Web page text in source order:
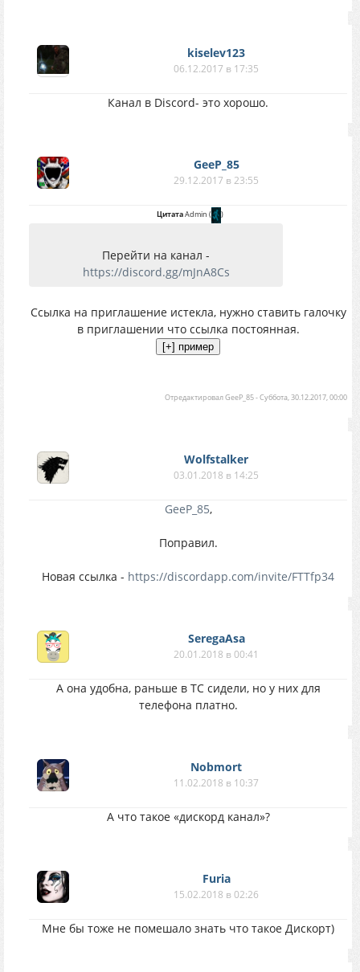
kiselev123
06.12.2017 в 17:35
Канал в Discord- это хорошо.
GeeP_85
29.12.2017 в 23:55
ЦитатаАdmin ( )
Перейти на канал -
https://discord.gg/mJnA8Cs
Ссылка на приглашение истекла, нужно ставить галочку
в приглашении что ссылка постоянная.
ОтредактировалGeeP_85-Суббота, 30.12.2017, 00:00
Wolfstalker
03.01.2018 в 14:25
GeeP_85,
Поправил.
Новая ссылка - https://discordapp.com/invite/FTTfp34
SeregaAsa
20.01.2018 в 00:41
А она удобна, раньше в ТС сидели, но у них для
телефона платно.
Nobmort
11.02.2018 в 10:37
А что такое «дискорд канал»?
Furia
15.02.2018 в 02:26
Мне бы тоже не помешало знать что такое Дискорт)